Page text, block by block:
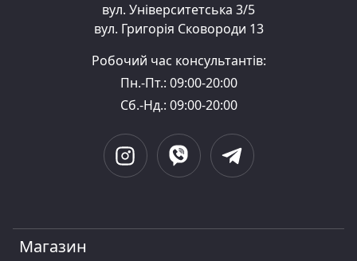
вул. Університетська 3/5
вул. Григорія Сковороди 13
Робочий час консультантів:
Пн.-Пт.: 09:00-20:00
Сб.-Нд.: 09:00-20:00
Магазин